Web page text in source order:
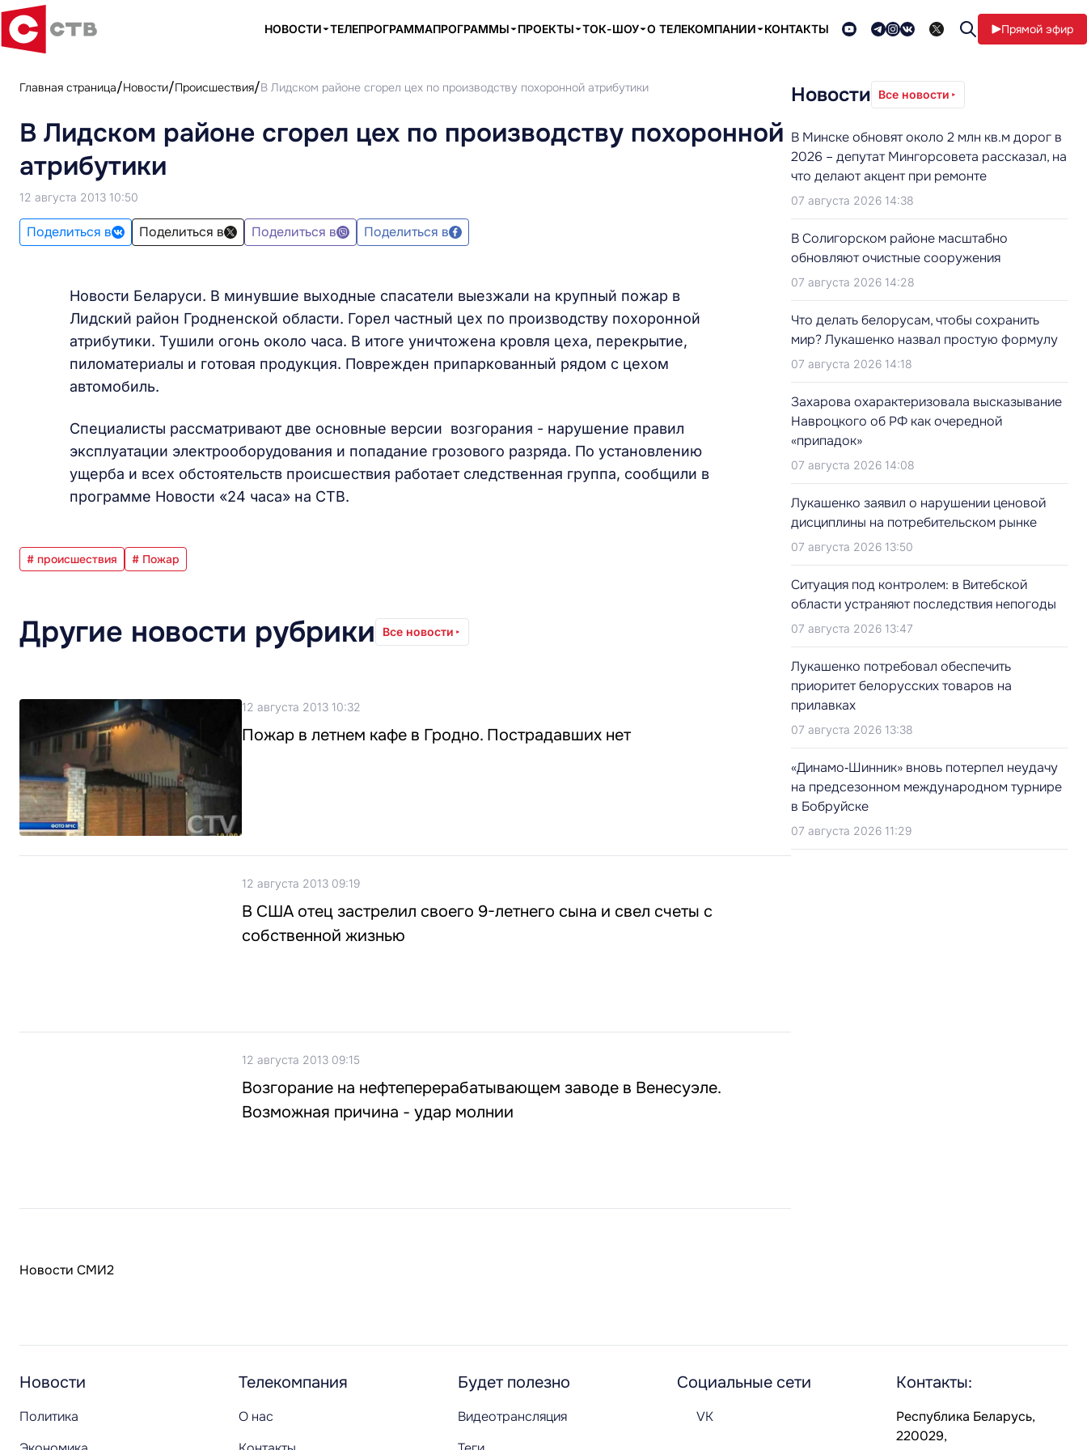
НОВОСТИ ТЕЛЕПРОГРАММАПРОГРАММЫ ПРОЕКТЫ ТОК-ШОУ О ТЕЛЕКОМПАНИИ КОНТАКТЫ Прямой эфир
Главная страница Новости Происшествия В Лидском районе сгорел цех по производству похоронной атрибутики
В Лидском районе сгорел цех по производству похоронной
атрибутики
12 августа 2013 10:50
Поделиться в Поделиться в Поделиться в Поделиться в
Новости Беларуси. В минувшие выходные спасатели выезжали на крупный пожар в
Лидский район Гродненской области. Горел частный цех по производству похоронной
атрибутики. Тушили огонь около часа. В итоге уничтожена кровля цеха, перекрытие,
пиломатериалы и готовая продукция. Поврежден припаркованный рядом с цехом
автомобиль.
Специалисты рассматривают две основные версии возгорания - нарушение правил
эксплуатации электрооборудования и попадание грозового разряда. По установлению
ущерба и всех обстоятельств происшествия работает следственная группа, сообщили в
программе Новости «24 часа» на СТВ.
# происшествия # Пожар
Другие новости рубрики Все новости
12 августа 2013 10:32
Пожар в летнем кафе в Гродно. Пострадавших нет
12 августа 2013 09:19
В США отец застрелил своего 9-летнего сына и свел счеты с
собственной жизнью
12 августа 2013 09:15
Возгорание на нефтеперерабатывающем заводе в Венесуэле.
Возможная причина - удар молнии
Новости СМИ2
Новости Все новости
В Минске обновят около 2 млн кв.м дорог в
2026 – депутат Мингорсовета рассказал, на
что делают акцент при ремонте
07 августа 2026 14:38
В Солигорском районе масштабно
обновляют очистные сооружения
07 августа 2026 14:28
Что делать белорусам, чтобы сохранить
мир? Лукашенко назвал простую формулу
07 августа 2026 14:18
Захарова охарактеризовала высказывание
Навроцкого об РФ как очередной
«припадок»
07 августа 2026 14:08
Лукашенко заявил о нарушении ценовой
дисциплины на потребительском рынке
07 августа 2026 13:50
Ситуация под контролем: в Витебской
области устраняют последствия непогоды
07 августа 2026 13:47
Лукашенко потребовал обеспечить
приоритет белорусских товаров на
прилавках
07 августа 2026 13:38
«Динамо‑Шинник» вновь потерпел неудачу
на предсезонном международном турнире
в Бобруйске
07 августа 2026 11:29
Новости
Политика
Телекомпания
О нас
Будет полезно
Видеотрансляция
Социальные сети
VK
Контакты:
Республика Беларусь,
220029,